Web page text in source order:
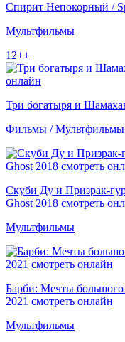
Спирит Непокорный /
Мультфильмы
12++
Три богатыря и
Фильмы / Мультфильмы
Скуби Ду и Призрак-
Ghost 2018 смотреть
Мультфильмы
Барби: Мечты большого
2021 смотреть онлайн
Мультфильмы